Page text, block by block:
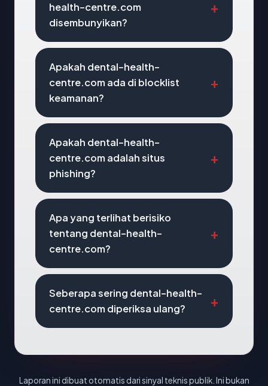
health-centre.com
disembunyikan?
Apakah dental-health-
centre.com ada di blocklist
keamanan?
Apakah dental-health-
centre.com adalah situs
phishing?
Apa yang terlihat berisiko
tentang dental-health-
centre.com?
Seberapa sering dental-health-
centre.com diperiksa ulang?
Laporan ini dibuat otomatis dari sinyal teknis publik. Ini bukan